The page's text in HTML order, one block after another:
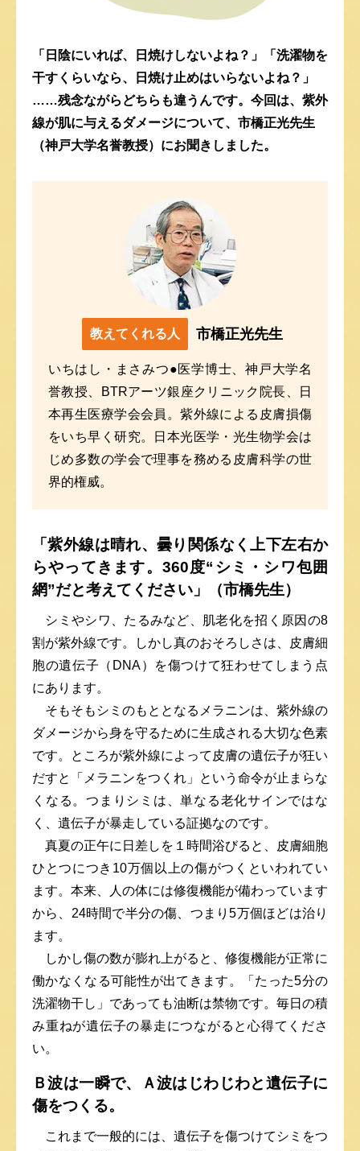
「日陰にいれば、日焼けしないよね？」
「洗濯物を
干すくらいなら、日焼け止めはいらないよね？」
……残念ながらどちらも違うんです。 今回は、紫外
線が肌に与えるダメージについて、 市橋正光先生
（神戸大学名誉教授）にお聞きしました。
教えてくれる人 市橋正光先生
いちはし・まさみつ●医学博士、神戸大学名
誉教授、BTRアーツ銀座クリニック院長、日
本再生医療学会会員。紫外線による皮膚損傷
をいち早く研究。日本光医学・光生物学会は
じめ多数の学会で理事を務める皮膚科学の世
界的権威。
「紫外線は晴れ、曇り関係なく上下左右か
らやってきます。360度“シミ・シワ包囲
網”だと考えてください」（市橋先生）
シミやシワ、たるみなど、肌老化を招く原因の8
割が紫外線です。しかし真のおそろしさは、皮膚細
胞の遺伝子（DNA）を傷つけて狂わせてしまう点
にあります。
そもそもシミのもととなるメラニンは、紫外線の
ダメージから身を守るために生成される大切な色素
です。ところが紫外線によって皮膚の遺伝子が狂い
だすと「メラニンをつくれ」という命令が止まらな
くなる。つまりシミは、単なる老化サインではな
く、遺伝子が暴走している証拠なのです。
真夏の正午に日差しを１時間浴びると、皮膚細胞
ひとつにつき10万個以上の傷がつくといわれてい
ます。本来、人の体には修復機能が備わっています
から、24時間で半分の傷、つまり5万個ほどは治り
ます。
しかし傷の数が膨れ上がると、修復機能が正常に
働かなくなる可能性が出てきます。「たった5分の
洗濯物干し」であっても油断は禁物です。毎日の積
み重ねが遺伝子の暴走につながると心得てくださ
い。
Ｂ波は一瞬で、Ａ波はじわじわと遺伝子に
傷をつくる。
これまで一般的には、遺伝子を傷つけてシミをつ